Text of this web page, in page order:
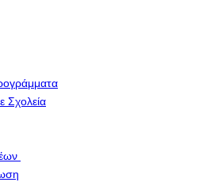
Σχολεία